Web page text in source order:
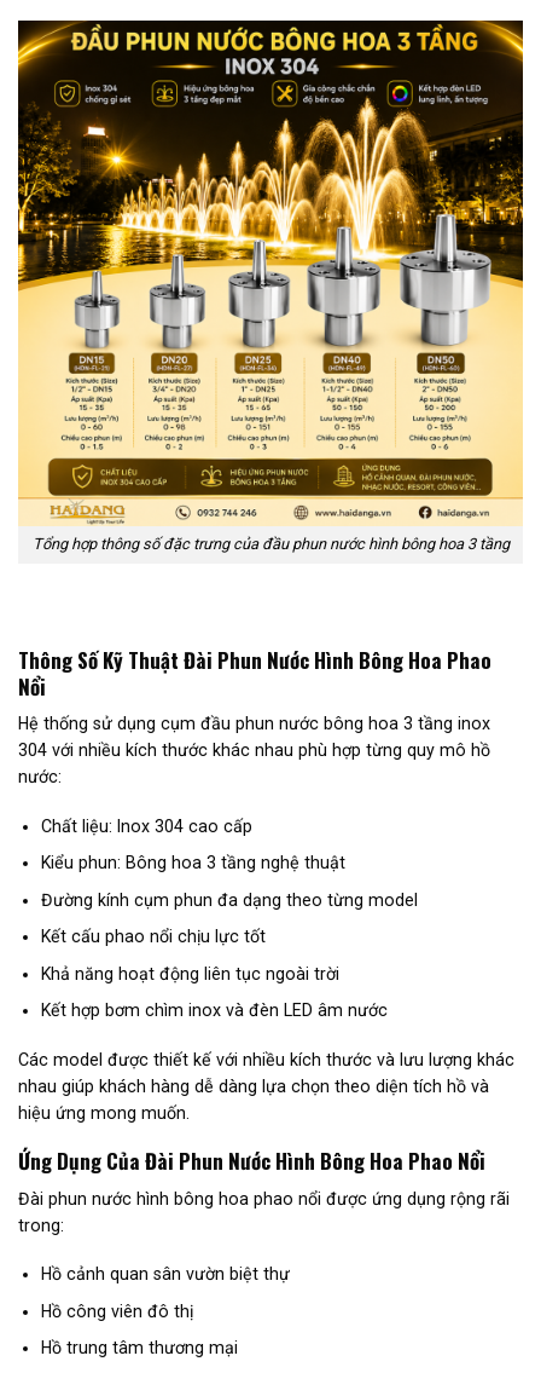
Tổng hợp thông số đặc trưng của đầu phun nước hình bông hoa 3 tầng
Thông Số Kỹ Thuật Đài Phun Nước Hình Bông Hoa Phao
Nổi
Hệ thống sử dụng cụm đầu phun nước bông hoa 3 tầng inox
304 với nhiều kích thước khác nhau phù hợp từng quy mô hồ
nước:
Chất liệu: Inox 304 cao cấp
Kiểu phun: Bông hoa 3 tầng nghệ thuật
Đường kính cụm phun đa dạng theo từng model
Kết cấu phao nổi chịu lực tốt
Khả năng hoạt động liên tục ngoài trời
Kết hợp bơm chìm inox và đèn LED âm nước
Các model được thiết kế với nhiều kích thước và lưu lượng khác
nhau giúp khách hàng dễ dàng lựa chọn theo diện tích hồ và
hiệu ứng mong muốn.
Ứng Dụng Của Đài Phun Nước Hình Bông Hoa Phao Nổi
Đài phun nước hình bông hoa phao nổi được ứng dụng rộng rãi
trong:
Hồ cảnh quan sân vườn biệt thự
Hồ công viên đô thị
Hồ trung tâm thương mại